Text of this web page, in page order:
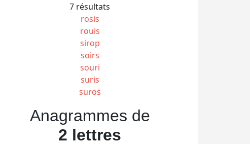
7 résultats
rosis
rouis
sirop
soirs
souri
suris
suros
Anagrammes de
2 lettres